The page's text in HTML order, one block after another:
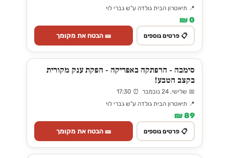
📍 תיאטרון הבית גולדה ע"ש גברי לוי
0 ₪
📋 פרטים נוספים 🎫 הבטח את מקומך
סימבה - הרפתקה באפריקה - הפקת ענק מקורית
בקצב הטבע!
📅 שלישי, 24 נובמבר ⏰ 17:30
📍 תיאטרון הבית גולדה ע"ש גברי לוי
89 ₪
📋 פרטים נוספים 🎫 הבטח את מקומך